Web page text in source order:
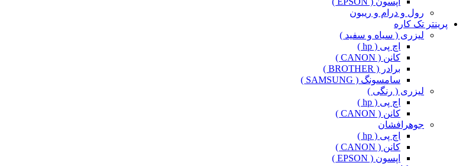
رول و درام و ریبون
پرینتر تک کاره
لیزری ( سیاه و سفید )
اچ پی ( hp )
کانن ( CANON )
برادر ( BROTHER )
سامسونگ ( SAMSUNG )
لیزری ( رنگی )
اچ پی ( hp )
کانن ( CANON )
جوهرافشان
اچ پی ( hp )
کانن ( CANON )
اپسون ( EPSON )